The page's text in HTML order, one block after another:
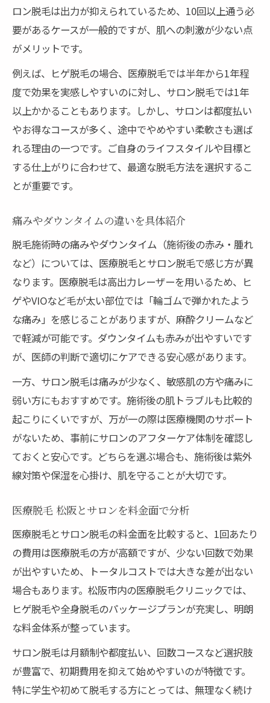
ロン脱毛は出力が抑えられているため、10回以上通う必
要があるケースが一般的ですが、肌への刺激が少ない点
がメリットです。
例えば、ヒゲ脱毛の場合、医療脱毛では半年から1年程
度で効果を実感しやすいのに対し、サロン脱毛では1年
以上かかることもあります。しかし、サロンは都度払い
やお得なコースが多く、途中でやめやすい柔軟さも選ば
れる理由の一つです。ご自身のライフスタイルや目標と
する仕上がりに合わせて、最適な脱毛方法を選択するこ
とが重要です。
痛みやダウンタイムの違いを具体紹介
脱毛施術時の痛みやダウンタイム（施術後の赤み・腫れ
など）については、医療脱毛とサロン脱毛で感じ方が異
なります。医療脱毛は高出力レーザーを用いるため、ヒ
ゲやVIOなど毛が太い部位では「輪ゴムで弾かれたよう
な痛み」を感じることがありますが、麻酔クリームなど
で軽減が可能です。ダウンタイムも赤みが出やすいです
が、医師の判断で適切にケアできる安心感があります。
一方、サロン脱毛は痛みが少なく、敏感肌の方や痛みに
弱い方にもおすすめです。施術後の肌トラブルも比較的
起こりにくいですが、万が一の際は医療機関のサポート
がないため、事前にサロンのアフターケア体制を確認し
ておくと安心です。どちらを選ぶ場合も、施術後は紫外
線対策や保湿を心掛け、肌を守ることが大切です。
医療脱毛 松阪とサロンを料金面で分析
医療脱毛とサロン脱毛の料金面を比較すると、1回あたり
の費用は医療脱毛の方が高額ですが、少ない回数で効果
が出やすいため、トータルコストでは大きな差が出ない
場合もあります。松阪市内の医療脱毛クリニックでは、
ヒゲ脱毛や全身脱毛のパッケージプランが充実し、明朗
な料金体系が整っています。
サロン脱毛は月額制や都度払い、回数コースなど選択肢
が豊富で、初期費用を抑えて始めやすいのが特徴です。
特に学生や初めて脱毛する方にとっては、無理なく続け